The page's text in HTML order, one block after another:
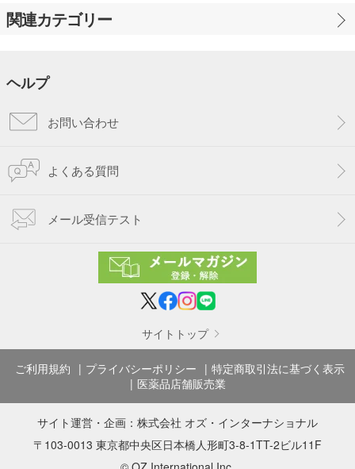
関連カテゴリー
ヘルプ
お問い合わせ
よくある質問
メール受信テスト
サイトトップ
ご利用規約 プライバシーポリシー
特定商取引法に基づく表示
医薬品店舗販売業
サイト運営・企画： 株式会社 オズ・インターナショナル
〒103-0013 東京都中央区日本橋人形町3-8-1TT-2ビル11F